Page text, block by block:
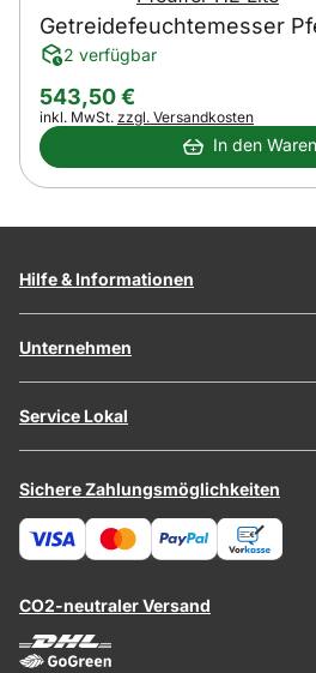
Getreidefeuchtemesser
2 verfügbar
543,50€
Steuerhinweis:
inkl. MwSt. zzgl. Versandkosten
In den
Hilfe & Informationen
Unternehmen
Service Lokal
Sichere Zahlungsmöglichkeiten
CO2-neutraler Versand